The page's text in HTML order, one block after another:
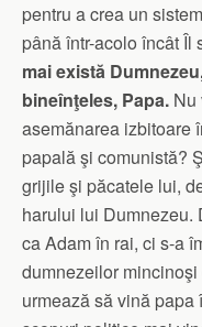
pentru a crea un
până într-acolo încât Îl
mai există
bineînţeles, Papa. Nu
asemănarea izbitoare
papală şi comunistă?
grijile şi păcatele lui,
harului lui Dumnezeu.
ca Adam în rai, ci s-a
dumnezeilor
urmează să vină